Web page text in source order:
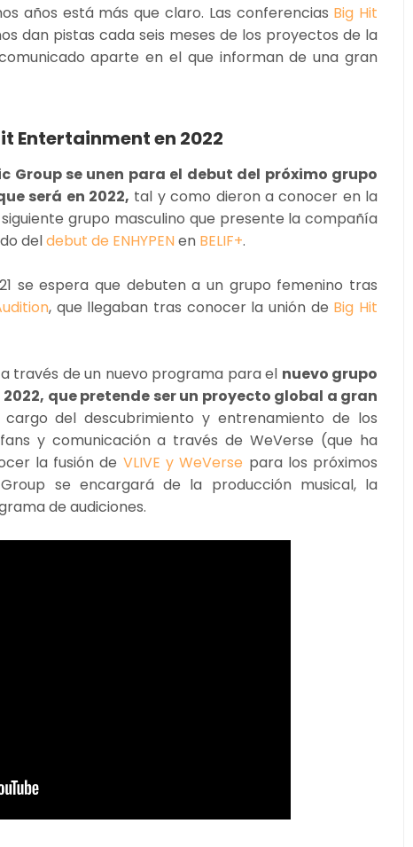
años está más que claro. Las conferencias Big Hit
dan pistas cada seis meses de los proyectos de la
aparte en el que informan de una gran
Entertainment en 2022
Group se unen para el debut del próximo grupo
será en 2022, tal y como dieron a conocer en la
grupo masculino que presente la compañía
deldebut de ENHYPENen BELIF+.
se espera que debuten a un grupo femenino tras
, que llegaban tras conocer la unión de Big Hit
través de un nuevo programa para el nuevo grupo
que pretende ser un proyecto global a gran
del descubrimiento y entrenamiento de los
y comunicación a través de WeVerse (que ha
la fusión de VLIVE y WeVerse para los próximos
se encargará de la producción musical, la
de audiciones.